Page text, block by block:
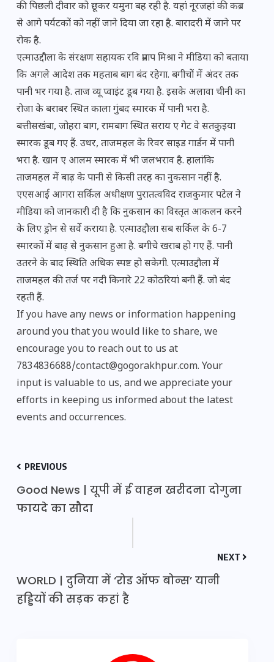
की पिछली दीवार को छूकर यमुना बह रही है. यहां नूरजहां की कब्र
से आगे पर्यटकों को नहीं जाने दिया जा रहा है. बारादरी में जाने पर
रोक है.
एत्माउद्दौला के संरक्षण सहायक रवि प्रताप मिश्रा ने मीडिया को बताया
कि अगले आदेश तक महताब बाग बंद रहेगा. बगीचों में अंदर तक
पानी भर गया है. ताज व्यू प्वाइंट डूब गया है. इसके अलावा चीनी का
रोजा के बराबर स्थित काला गुंबद स्मारक में पानी भरा है.
बत्तीसखंबा, जोहरा बाग, रामबाग स्थित सराय ए गेट वे सतकुइया
स्मारक डूब गए हैं. उधर, ताजमहल के रिवर साइड गार्डन में पानी
भरा है. खान ए आलम स्मारक में भी जलभराव है. हालांकि
ताजमहल में बाढ़ के पानी से किसी तरह का नुकसान नहीं है.
एएसआई आगरा सर्किल अधीक्षण पुरातत्वविद राजकुमार पटेल ने
मीडिया को जानकारी दी है कि नुकसान का विस्तृत आकलन करने
के लिए ड्रोन से सर्वे कराया है. एत्माउद्दौला सब सर्किल के 6-7
स्मारकों में बाढ़ से नुकसान हुआ है. बगीचे खराब हो गए हैं. पानी
उतरने के बाद स्थिति अधिक स्पष्ट हो सकेगी. एत्माउद्दौला में
ताजमहल की तर्ज पर नदी किनारे 22 कोठरियां बनी हैं. जो बंद
रहती हैं.
If you have any news or information happening
around you that you would like to share, we
encourage you to reach out to us at
7834836688/contact@gogorakhpur.com. Your
input is valuable to us, and we appreciate your
efforts in keeping us informed about the latest
events and occurrences.
PREVIOUS
Good News | यूपी में ई वाहन खरीदना दोगुना
फायदे का सौदा
NEXT
WORLD | दुनिया में ‘रोड ऑफ बोन्स’ यानी
हड्डियों की सड़क कहां है